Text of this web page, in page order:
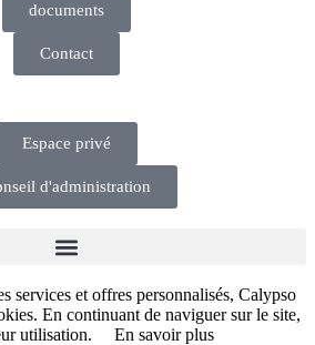
documents
Contact
Espace privé
d'administration
services et offres personnalisés, Calypso
En continuant de naviguer sur le site,
utilisation.
En savoir plus